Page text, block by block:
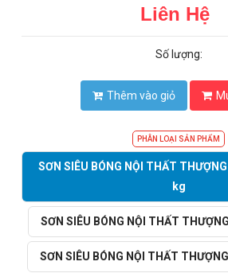
Liên Hệ
Thêm vào giỏ
PHÂN LOẠI SẢN PHẨM
SƠN SIÊU BÓNG NỘI THẤT
kg
SƠN SIÊU BÓNG NỘI THẤT
SƠN SIÊU BÓNG NỘI THẤT